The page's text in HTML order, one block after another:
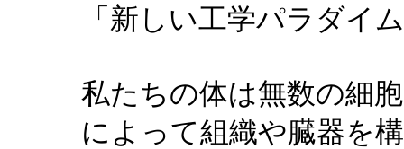
「新しい工学パラダイ
私たちの体は無数の細
によって組織や臓器を